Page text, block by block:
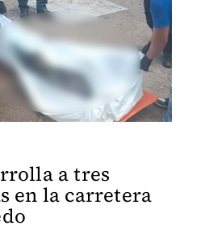
a tres
en la carretera